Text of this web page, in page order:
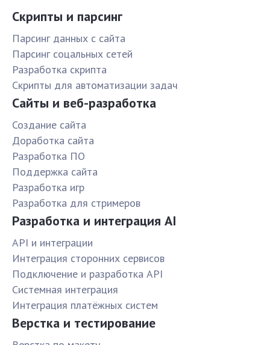
Скрипты и парсинг
Парсинг данных с сайта
Парсинг соцальных сетей
Разработка скрипта
Скрипты для автоматизации задач
Сайты и веб-разработка
Создание сайта
Доработка сайта
Разработка ПО
Поддержка сайта
Разработка игр
Разработка для стримеров
Разработка и интеграция AI
API и интеграции
Интеграция сторонних сервисов
Подключение и разработка API
Системная интеграция
Интеграция платёжных систем
Верстка и тестирование